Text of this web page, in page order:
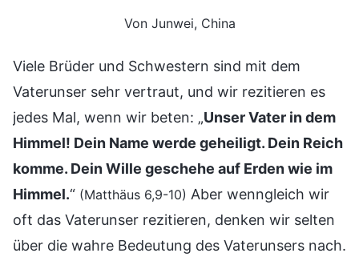
Von Junwei, China
Viele Brüder und Schwestern sind mit dem
Vaterunser sehr vertraut, und wir rezitieren es
jedes Mal, wenn wir beten: „Unser Vater in dem
Himmel! Dein Name werde geheiligt. Dein Reich
komme. Dein Wille geschehe auf Erden wie im
Himmel.“ (Matthäus 6,9-10) Aber wenngleich wir
oft das Vaterunser rezitieren, denken wir selten
über die wahre Bedeutung des Vaterunsers nach.